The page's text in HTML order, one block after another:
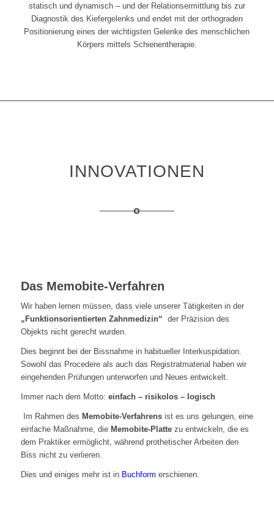
statisch und dynamisch – und der Relationsermittlung bis zur
Diagnostik des Kiefergelenks und endet mit der orthograden
Positionierung eines der wichtigsten Gelenke des menschlichen
Körpers mittels Schienentherapie.
INNOVATIONEN
Das Memobite-Verfahren
Wir haben lernen müssen, dass viele unserer Tätigkeiten in der
„Funktionsorientierten Zahnmedizin“ der Präzision des
Objekts nicht gerecht wurden.
Dies beginnt bei der Bissnahme in habitueller Interkuspidation.
Sowohl das Procedere als auch das Registratmaterial haben wir
eingehenden Prüfungen unterworfen und Neues entwickelt.
Immer nach dem Motto: einfach – risikolos – logisch
Im Rahmen des Memobite-Verfahrensist es uns gelungen, eine
einfache Maßnahme, die Memobite-Plattezu entwickeln, die es
dem Praktiker ermöglicht, während prothetischer Arbeiten den
Biss nicht zu verlieren.
Dies und einiges mehr ist in Buchform erschienen.